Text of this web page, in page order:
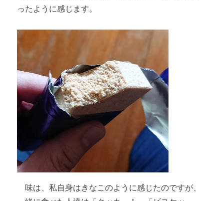
ったように感じます。
味は、私自身はきなこのように感じたのですが、